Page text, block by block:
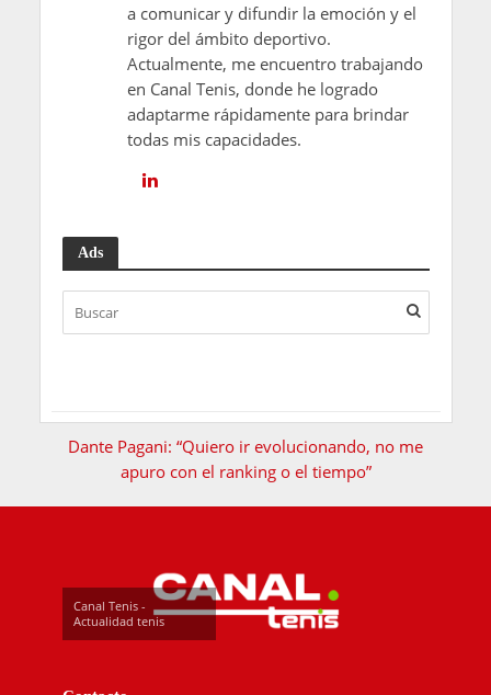
a comunicar y difundir la emoción y el
rigor del ámbito deportivo.
Actualmente, me encuentro trabajando
en Canal Tenis, donde he logrado
adaptarme rápidamente para brindar
todas mis capacidades.
Ads
Dante Pagani: “Quiero ir evolucionando, no me
apuro con el ranking o el tiempo”
Canal Tenis -
Actualidad tenis